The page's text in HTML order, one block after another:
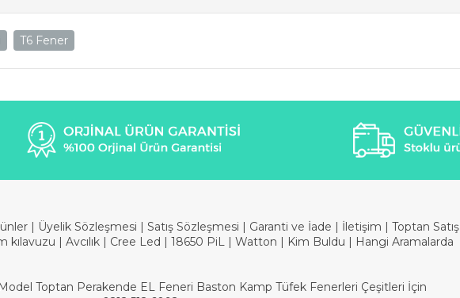
T6 Fener
| Üyelik Sözleşmesi | Satış Sözleşmesi | Garanti ve İade | İletişim | Toptan Satış
kılavuzu | Avcılık| Cree Led | 18650 PiL| Watton | Kim Buldu | Hangi Aramalarda
Toptan Perakende EL Feneri Baston Kamp Tüfek Fenerleri Çeşitleri İçin